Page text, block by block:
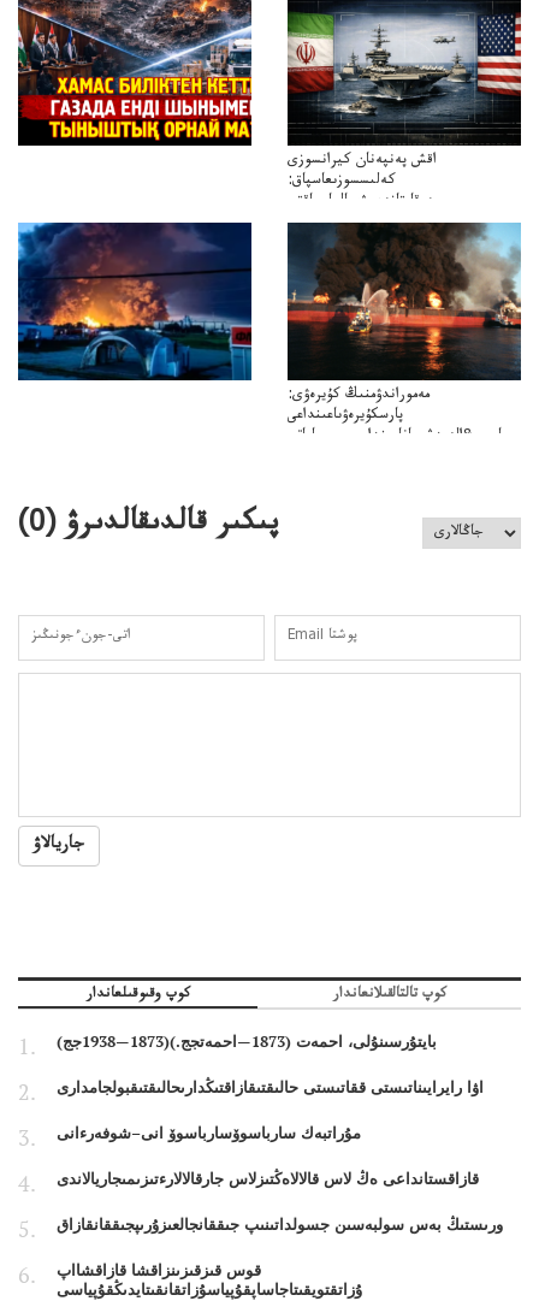
اقش پەنپەنان كيرانسوزى
كەلىسسوزىعاسپاق:
دوقايتازدەسۋىجالعاسپاقتى
باسەڭدەتدوحا؟
كەزدەسۋىشيەلەنىستىباسەڭدەتەمە؟
مەموراندۋمنىڭ كۇيرەۋى:
پارسكۇيرەۋىاعىنداعى
پارسى&الەمدشىعاناعىنداعىسىن ساعاتى
پىكىر قالدىقالدىرۋ (0
)
جاريالاۋ
كوپ وقىوقىلعاندار كوپ تالتالقىلانعاندار
بايتۇرسىنۇلى، احمەت (1873—احمەتجج.)(1873—1938جج)
اۋا رايرايىناتىستى ققاتىستى حالىقتىقازاقتىڭدارىحالىقتىقبولجامدارى
مۇراتبەك سارباسوۆسارباسوۆ انى–شوفەرءانى
قازاقستانداعى ەڭ لاس قالالاەڭتىزلاس جارقالالارءتىزىمىجاريالاندى
ورىستىڭ بەس سولبەسىن جسولداتىنىپ جىققانجالعىزۇرىپجىققانقازاق
قوس قىزقىزىنزاقشا قازاقشااپ
ۇزاتقتويقىتاجاساپقۇپياسۇزاتقانقىتايدىڭقۇپياسى